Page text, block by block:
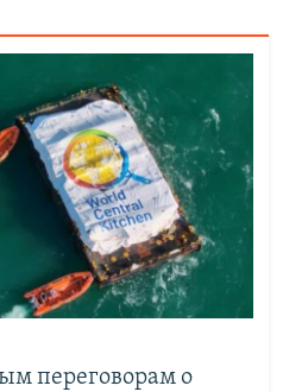
переговорам о